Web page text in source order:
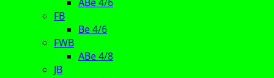
FB
Be 4/6
FWB
ABe 4/8
JB